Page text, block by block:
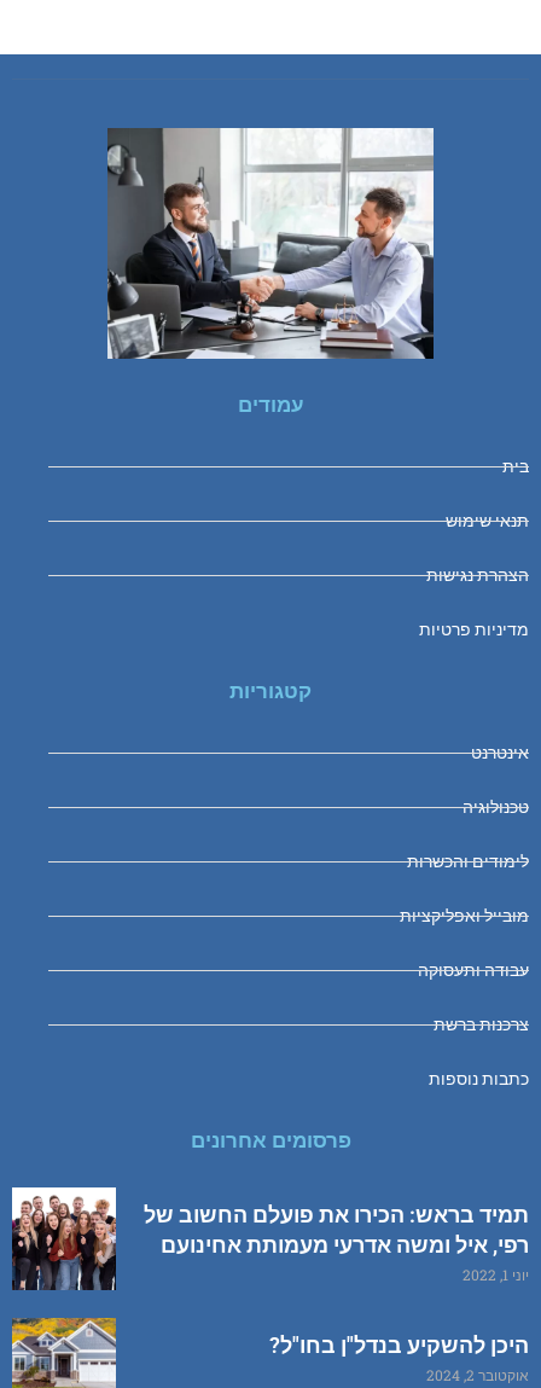
עמודים
בית
תנאי שימוש
הצהרת נגישות
מדיניות פרטיות
קטגוריות
אינטרנט
טכנולוגיה
לימודים והכשרות
מובייל ואפליקציות
עבודה ותעסוקה
צרכנות ברשת
כתבות נוספות
פרסומים אחרונים
תמיד בראש: הכירו את פועלם החשוב של
רפי, איל ומשה אדרעי מעמותת אחינועם
יוני 1, 2022
היכן להשקיע בנדל"ן בחו"ל?
אוקטובר 2, 2024